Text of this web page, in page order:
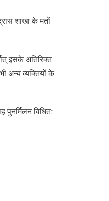
शाखा के मतों
इसके अतिरिक्त
अन्य व्यक्तियों के
विधितः